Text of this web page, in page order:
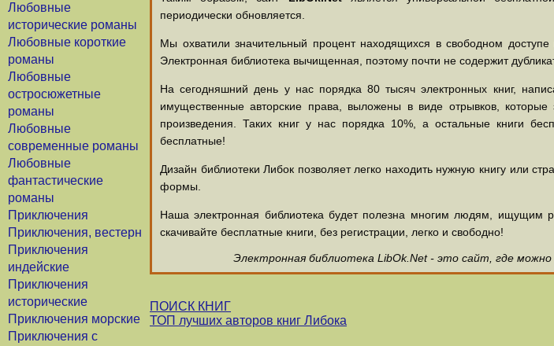
Любовные
исторические романы
Любовные короткие
романы
Любовные
остросюжетные
романы
Любовные
современные романы
Любовные
фантастические
романы
Приключения
Приключения, вестерн
Приключения
индейские
Приключения
исторические
Приключения морские
Приключения с
периодически обновляется.
Мы охватили значительный процент находящихся в свободном
Электронная библиотека вычищенная, поэтому почти не содержит
На сегодняшний день у нас порядка 80 тысяч электронных книг,
имущественные авторские права, выложены в виде отрывков,
произведения. Таких книг у нас порядка 10%, а остальные книги
бесплатные!
Дизайн библиотеки Либок позволяет легко находить нужную книгу или
формы.
Наша электронная библиотека будет полезна многим людям, ищущим
скачивайте бесплатные книги, без регистрации, легко и свободно!
Электронная библиотека LibOk.Net - это сайт, где
ПОИСК КНИГ
ТОП лучших авторов книг Либока